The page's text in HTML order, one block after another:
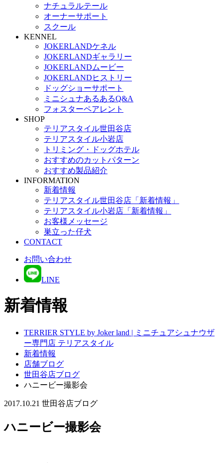
ナチュラルテール
オーナーサポート
スクール
KENNEL
JOKERLANDケネル
JOKERLANDギャラリー
JOKERLANDムービー
JOKERLANDヒストリー
ドッグショーサポート
ミニシュナあるあるQ&A
フォスターペアレント
SHOP
テリアスタイル世田谷店
テリアスタイル小岩店
トリミング・ドッグホテル
おすすめのカットパターン
おすすめ製品紹介
INFORMATION
新着情報
テリアスタイル世田谷店「新着情報」
テリアスタイル小岩店「新着情報」
お客様メッセージ
巣立った仔犬
CONTACT
お問い合わせ
LINE
新着情報
TERRIER STYLE by Joker land | ミニチュアシュナウザ
ー専門店 テリアスタイル
新着情報
店舗ブログ
世田谷店ブログ
ハニービー撮影会
2017.10.21 世田谷店ブログ
ハニービー撮影会